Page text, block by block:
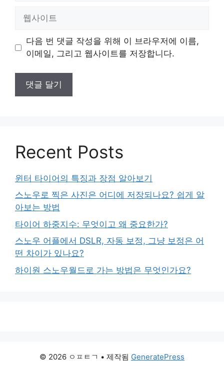
트
다음 번 댓글 작성을 위해 이 브라우저에 이름,
이메일, 그리고 웹사이트를 저장합니다.
Recent Posts
윈터 타이어의 특징과 장점 알아보기
스노우로 찍은 사진은 어디에 저장되나요? 쉽게 알
아보는 방법
타이어 하중지수: 무엇이고 왜 중요한가?
스노우 어플에서 DSLR, 자동 보정, 그냥 보정은 어
떤 차이가 있나요?
하이원 스노우월드로 가는 방법은 무엇인가요?
© 2026 ㅇㅍㅌㄱ • 제작됨 GeneratePress